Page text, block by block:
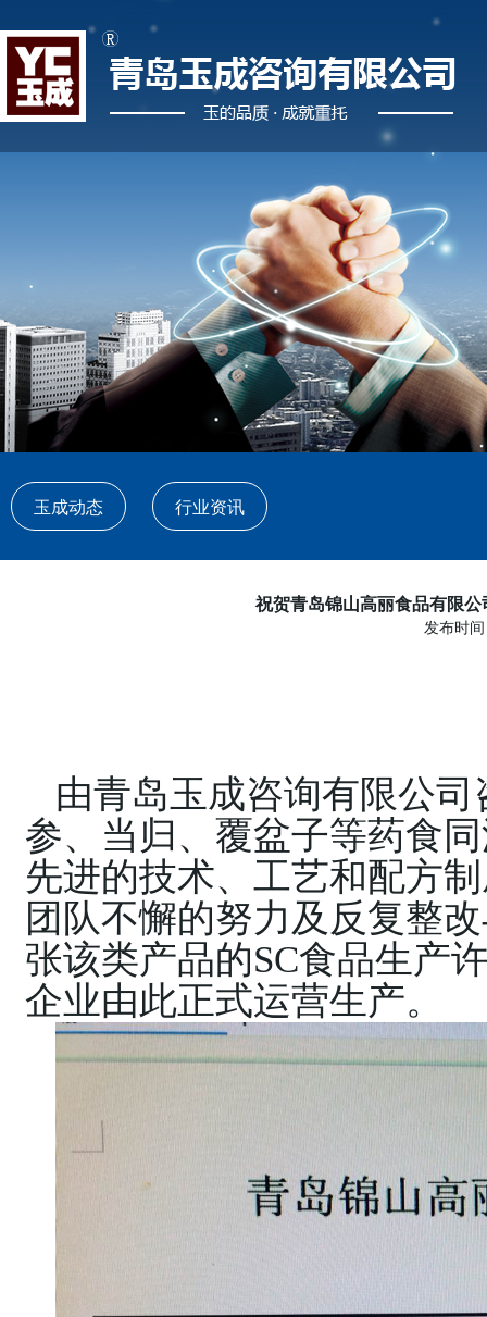
玉成动态 行业资讯
祝贺青岛锦山高丽食品有限
发布时间
由青岛玉成咨询有限公
参、当归、覆盆子等药食
先进的技术、工艺和配方
团队不懈的努力及反复整
张该类产品的SC食品生产
企业由此正式运营生产。